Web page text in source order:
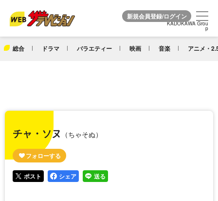
KADOKAWA Grou
p
総合 ドラマ バラエティー 映画 音楽 アニメ・
KADOKAWA Grou
p
チャ・ソヌ （ちゃそぬ）
ポスト シェア 送る